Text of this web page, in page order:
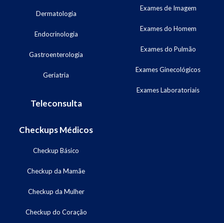
Dermatologia
Endocrinologia
Gastroenterologia
Geriatria
Teleconsulta
Exames de Imagem
Exames do Homem
Exames do Pulmão
Exames Ginecológicos
Exames Laboratoriais
Checkups Médicos
Checkup Básico
Checkup da Mamãe
Checkup da Mulher
Checkup do Coração